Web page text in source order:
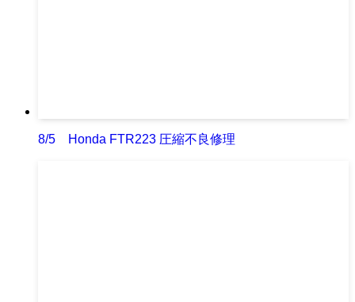
8/5 Honda FTR223 圧縮不良修理